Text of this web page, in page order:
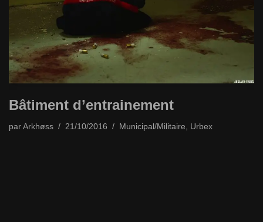
Bâtiment d’entrainement
par Arkhøss 21/10/2016 Municipal/Militaire Urbex